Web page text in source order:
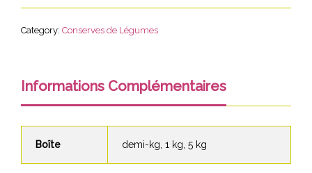
Category: Conserves de Légumes
Informations Complémentaires
Boîte demi-kg, 1 kg, 5 kg